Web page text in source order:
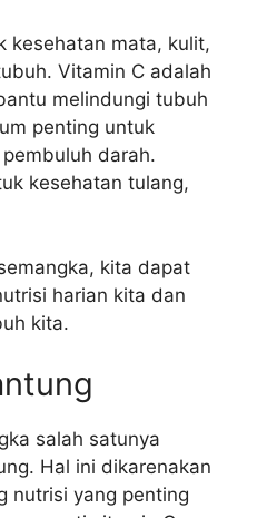
kesehatan mata, kulit,
Vitamin C adalah
melindungi tubuh
penting untuk
darah.
kesehatan tulang,
kita dapat
harian kita dan
kita.
salah satunya
Hal ini dikarenakan
nutrisi yang penting